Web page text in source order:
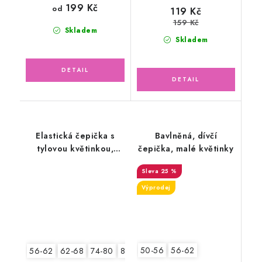
Skladem
od 199 Kč
Skladem
119 Kč
159 Kč
Elastická čepička s
tylovou květinkou,
56-62 62-68 74-80 80-86
Bavlněná, dívčí
čepička, malé květinky
25 %
Výprodej
50-56 56-62